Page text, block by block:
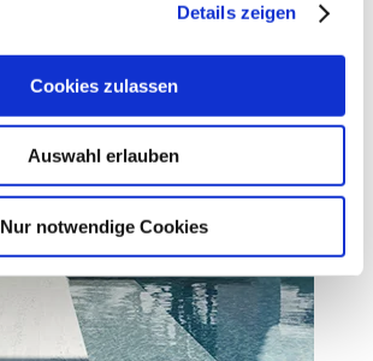
Details zeigen
Cookies zulassen
Auswahl erlauben
Nur notwendige Cookies